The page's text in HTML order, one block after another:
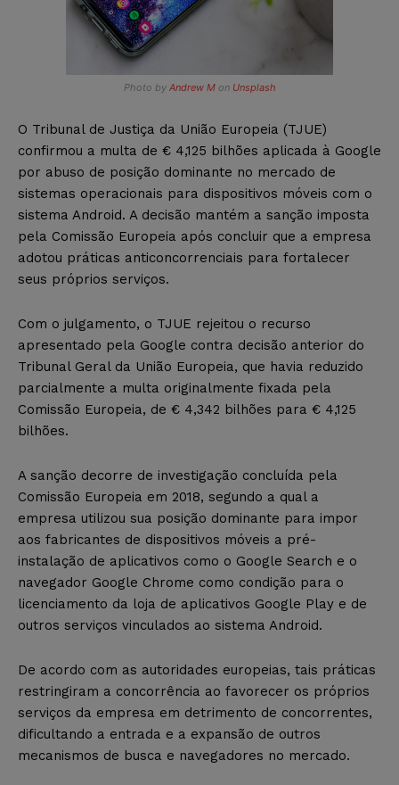
Photo by Andrew Mon Unsplash
O Tribunal de Justiça da União Europeia (TJUE)
confirmou a multa de € 4,125 bilhões aplicada à Google
por abuso de posição dominante no mercado de
sistemas operacionais para dispositivos móveis com o
sistema Android. A decisão mantém a sanção imposta
pela Comissão Europeia após concluir que a empresa
adotou práticas anticoncorrenciais para fortalecer
seus próprios serviços.
Com o julgamento, o TJUE rejeitou o recurso
apresentado pela Google contra decisão anterior do
Tribunal Geral da União Europeia, que havia reduzido
parcialmente a multa originalmente fixada pela
Comissão Europeia, de € 4,342 bilhões para € 4,125
bilhões.
A sanção decorre de investigação concluída pela
Comissão Europeia em 2018, segundo a qual a
empresa utilizou sua posição dominante para impor
aos fabricantes de dispositivos móveis a pré-
instalação de aplicativos como o Google Search e o
navegador Google Chrome como condição para o
licenciamento da loja de aplicativos Google Play e de
outros serviços vinculados ao sistema Android.
De acordo com as autoridades europeias, tais práticas
restringiram a concorrência ao favorecer os próprios
serviços da empresa em detrimento de concorrentes,
dificultando a entrada e a expansão de outros
mecanismos de busca e navegadores no mercado.